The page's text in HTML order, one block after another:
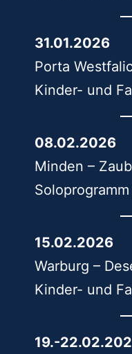
31.01.2026
Porta
Kinder- und
08.02.2026
Minden –
15.02.2026
Warburg –
Kinder- und
19.-